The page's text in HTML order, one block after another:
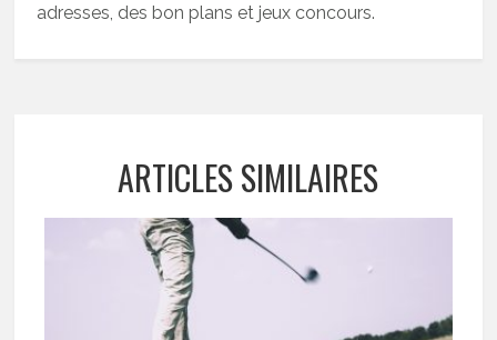
adresses, des bon plans et jeux concours.
ARTICLES SIMILAIRES